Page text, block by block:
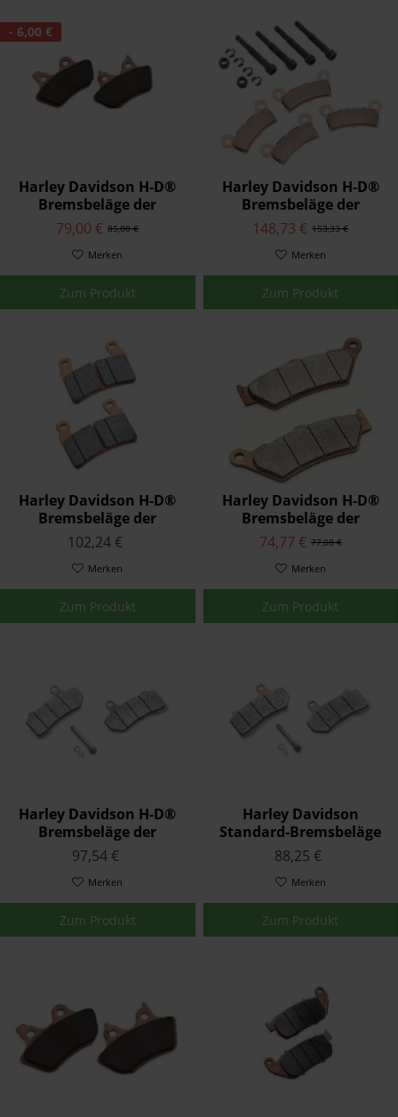
- 6,00 €
Harley Davidson H-D®
Bremsbeläge der
Serienausstattung
42897-08
85,00 €
79,00 €
Merken
Zum Produkt
Harley Davidson H-D®
Bremsbeläge der
Serienausstattung
83911-09B
153,33 €
148,73 €
Merken
Zum Produkt
Harley Davidson H-D®
Bremsbeläge der
Serienausstattung
41300102
102,24 €
Merken
Zum Produkt
Harley Davidson H-D®
Bremsbeläge der
Serienausstattung
41300169
77,08 €
74,77 €
Merken
Zum Produkt
Harley Davidson H-D®
Bremsbeläge der
Serienausstattung
41852-08B
97,54 €
Merken
Zum Produkt
Harley Davidson
Standard-Bremsbeläge
für Touring und Trike
Modelle41854-08
88,25 €
Merken
Zum Produkt